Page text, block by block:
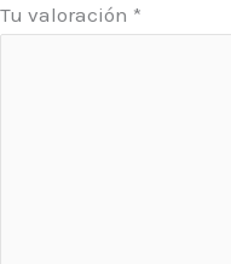
Tu valoración *